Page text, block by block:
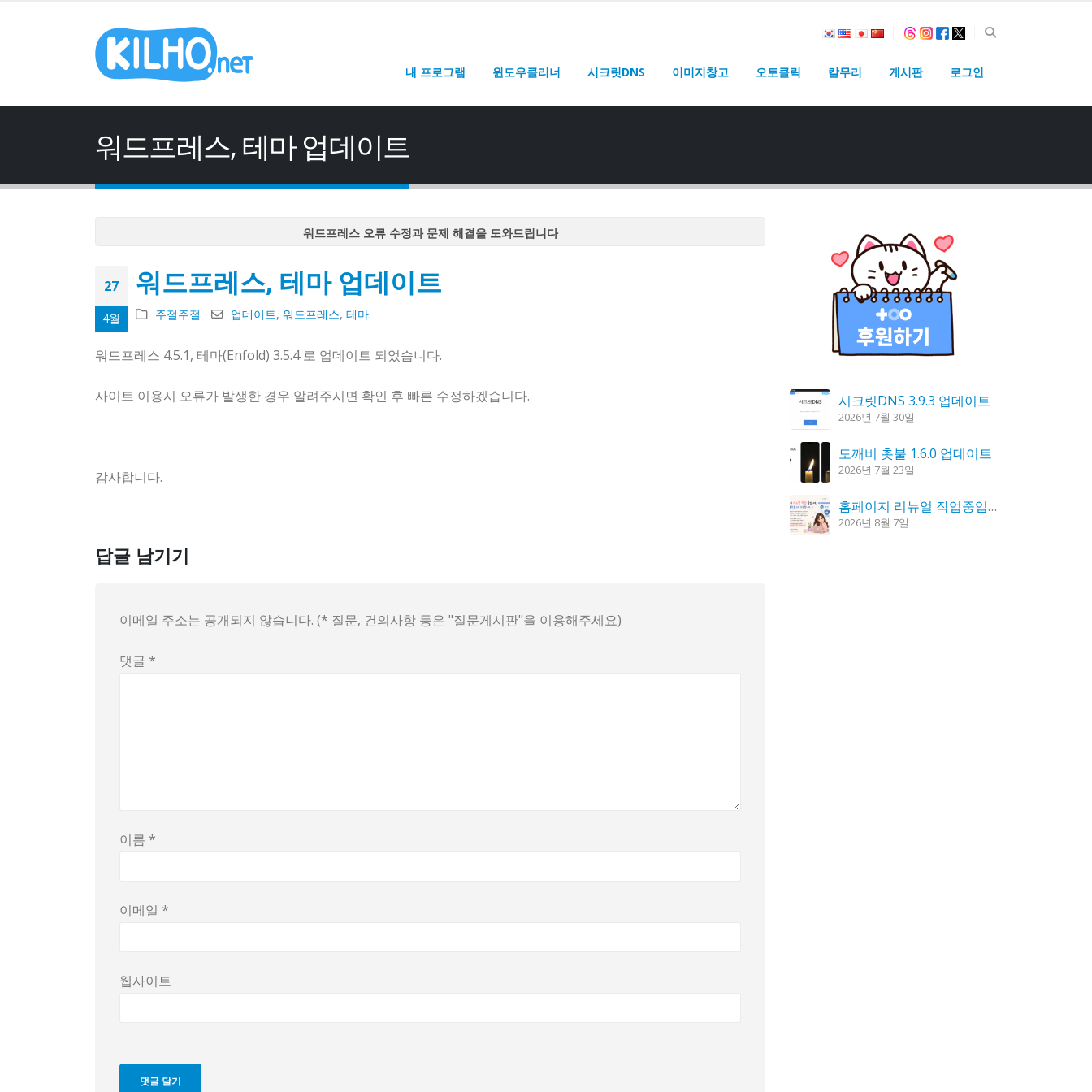
내 프로그램 윈도우클리너 시크릿DNS 이미지창고 오토클릭 칼무리 게시판 로그인
워드프레스, 테마 업데이트
워드프레스 오류 수정과 문제 해결을 도와드립니다
워드프레스 오류 수정과 문제 해결을 도와드립니다
워드프레스 오류 수정과 문제 해결을 도와드립니다
27
4월
워드프레스, 테마 업데이트
주절주절 업데이트, 워드프레스, 테마
워드프레스 4.5.1, 테마(Enfold) 3.5.4 로 업데이트 되었습니다.
사이트 이용시 오류가 발생한 경우 알려주시면 확인 후 빠른 수정하겠습니다.
감사합니다.
답글 남기기
이메일 주소는 공개되지 않습니다. (* 질문, 건의사항 등은 "질문게시판"을 이용해주세요)
댓글 *
이름 *
이메일 *
웹사이트
시크릿DNS 3.9.3 업데이트
2026년 7월 30일
도깨비 촛불 1.6.0 업데이트
2026년 7월 23일
홈페이지 리뉴얼 작업중입니다.
2026년 8월 7일